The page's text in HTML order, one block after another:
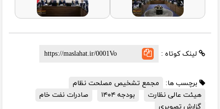
لینک کوتاه :
برچسب ها:
مجمع تشخیص مصلحت نظام
هیئت عالی نظارت
بودجه ۱۴۰۴
صادرات نفت خام
گزارش تصویری